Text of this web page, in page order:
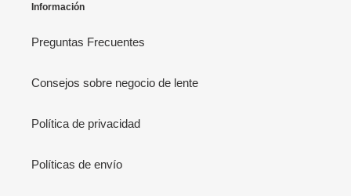
Información
Preguntas Frecuentes
Consejos sobre negocio de lente
Política de privacidad
Políticas de envío